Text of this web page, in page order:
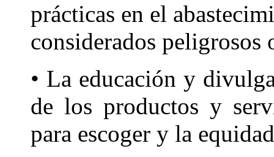
prácticas en el
considerados peligrosos
• La educación y
de los productos y
para escoger y la